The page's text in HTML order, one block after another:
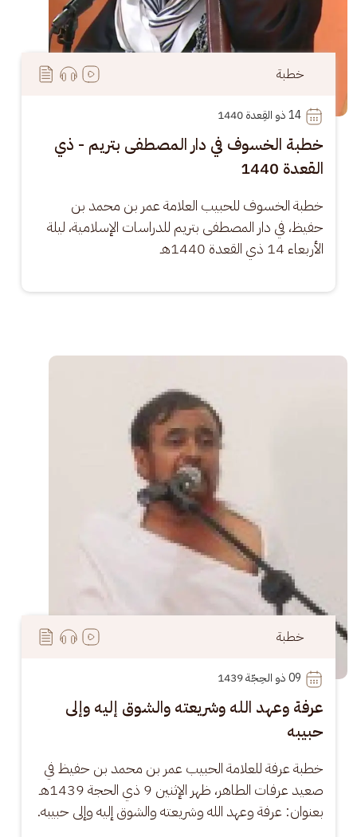
خطبة
14
خطبة الخسوف في دار المصطفى بتريم - ذي
القعدة 1440
خطبة الخسوف للحبيب العلامة عمر بن محمد بن
حفيظ، في دار المصطفى بتريم للدراسات الإسلامية، ليلة
الأربعاء 14 ذي القعدة 1440هـ
الصورة
خطبة
09
عرفة وعهد الله وشريعته والشوق إليه وإلى
حبيبه
خطبة عرفة للعلامة الحبيب عمر بن محمد بن حفيظ في
صعيد عرفات الطاهر، ظهر الإثنين 9 ذي الحجة 1439هـ
بعنوان: عرفة وعهد الله وشريعته والشوق إليه وإلى حبيبه.